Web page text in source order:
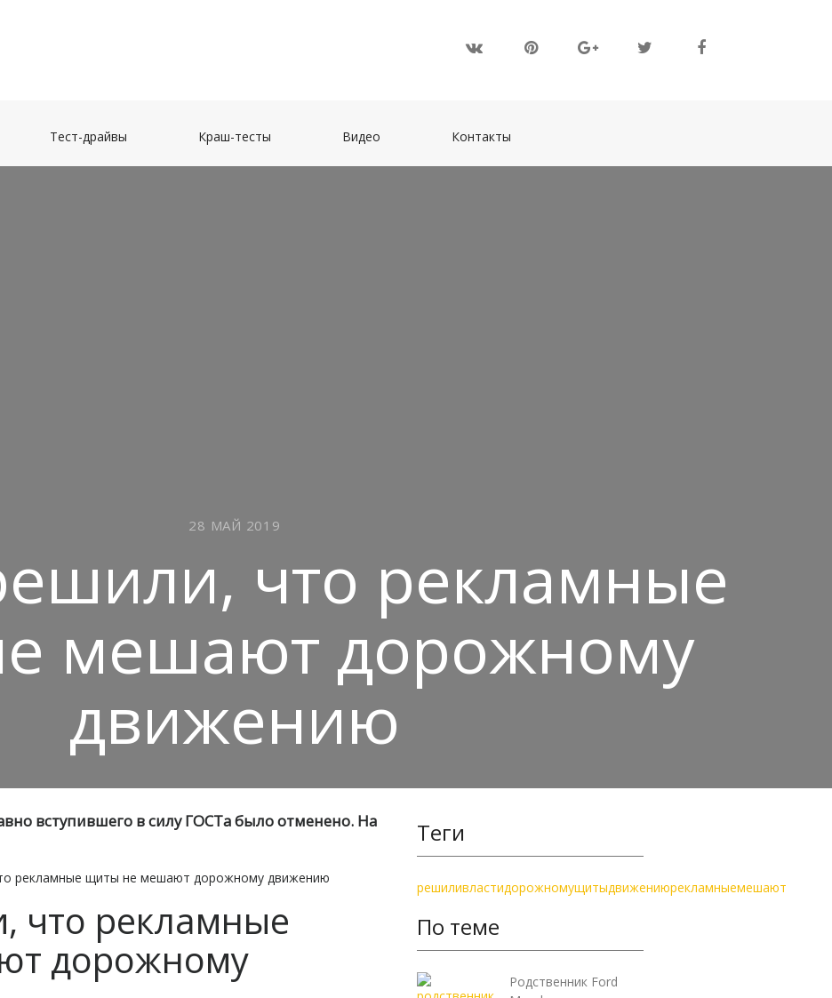
Тест-драйвы Краш-тесты Видео Контакты
28 МАЙ 2019
что рекламные
мешают дорожному
движению
вступившего в силу ГОСТа было отменено. На
рекламные щиты не мешают дорожному движению
что рекламные
дорожному
Теги
решиливластидорожномущитыдвижениюрекламныемешают
По теме
Родственник Ford